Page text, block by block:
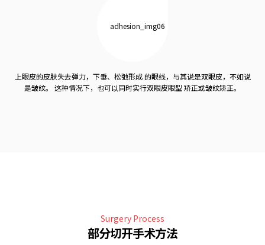
上眼皮的皮肤失去弹力，下垂、松弛形成的眼线，与其说是双眼皮，不如说
是皱纹。
这种情况下，也可以同时实行双眼皮眼型 矫正或皱纹矫正。
Surgery Process
部分切开手术方法